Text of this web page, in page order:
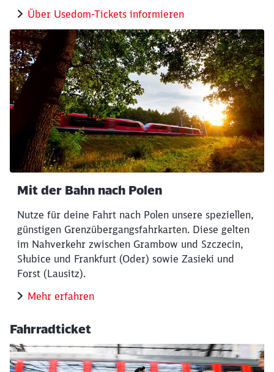
Über Usedom-Tickets informieren
Mit der Bahn nach Polen
Nutze für deine Fahrt nach Polen unsere speziellen,
günstigen Grenzübergangsfahrkarten. Diese gelten
im Nahverkehr zwischen Grambow und Szczecin,
Słubice und Frankfurt (Oder) sowie Zasieki und
Forst (Lausitz).
Mehr erfahren
Fahrradticket